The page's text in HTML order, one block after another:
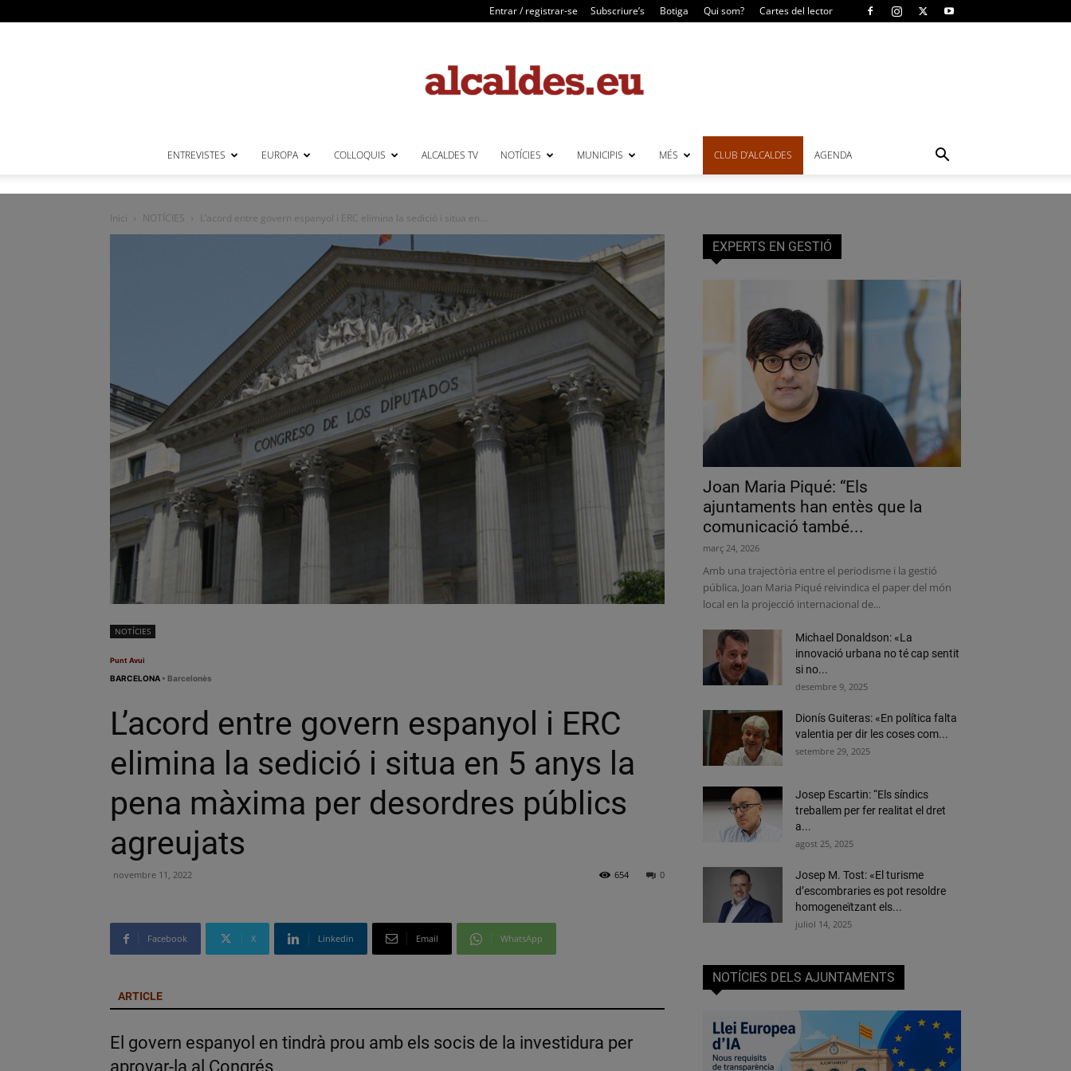
Entrar / registrar-se Subscriure’s Botiga Qui som? Cartes del lector
ENTREVISTES EUROPA COL·LOQUIS ALCALDES TV NOTÍCIES MUNICIPIS MÉS CLUB D’ALCALDES AGENDA
Inici NOTÍCIES L’acord entre govern espanyol i ERC elimina la sedició i situa en...
NOTÍCIES
Punt Avui
BARCELONA • Barcelonès
L’acord entre govern espanyol i ERC
elimina la sedició i situa en 5 anys la
pena màxima per desordres públics
agreujats
novembre 11, 2022 0
654
Facebook X Linkedin Email WhatsApp
ARTICLE
El govern espanyol en tindrà prou amb els socis de la investidura per
aprovar-la al Congrés
EXPERTS EN GESTIÓ
Joan Maria Piqué: “Els
ajuntaments han entès que la
comunicació també...
març 24, 2026
Amb una trajectòria entre el periodisme i la gestió
pública, Joan Maria Piqué reivindica el paper del món
local en la projecció internacional de...
Michael Donaldson: «La
innovació urbana no té cap sentit
si no...
desembre 9, 2025
Dionís Guiteras: «En política falta
valentia per dir les coses com...
setembre 29, 2025
Josep Escartin: “Els síndics
treballem per fer realitat el dret
a...
agost 25, 2025
Josep M. Tost: «El turisme
d’escombraries es pot resoldre
homogeneïtzant els...
juliol 14, 2025
NOTÍCIES DELS AJUNTAMENTS